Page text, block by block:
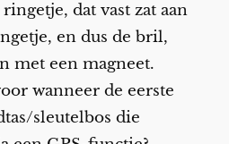
dat vast zat aan
en dus de bril,
met een magneet.
wanneer de eerste
sleutelbos die